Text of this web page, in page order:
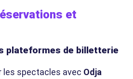
et
plateformes de billetterie
les spectacles avec Odja